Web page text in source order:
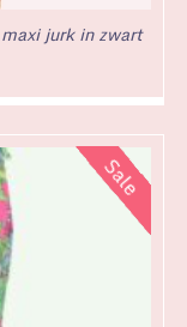
jurk in zwart